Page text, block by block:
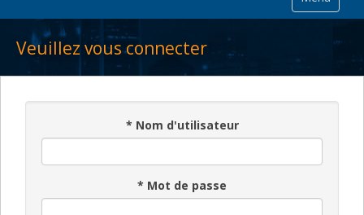
Veuillez vous connecter
* Nom d'utilisateur
* Mot de passe